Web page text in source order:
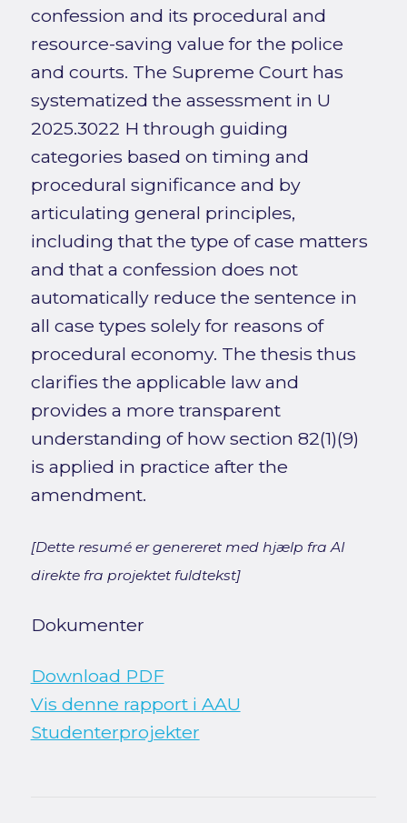
confession and its procedural and
resource-saving value for the police
and courts. The Supreme Court has
systematized the assessment in U
2025.3022 H through guiding
categories based on timing and
procedural significance and by
articulating general principles,
including that the type of case matters
and that a confession does not
automatically reduce the sentence in
all case types solely for reasons of
procedural economy. The thesis thus
clarifies the applicable law and
provides a more transparent
understanding of how section 82(1)(9)
is applied in practice after the
amendment.
[Dette resumé er genereret med hjælp fra AI
direkte fra projektet fuldtekst]
Dokumenter
Download PDF
Vis denne rapport i AAU
Studenterprojekter